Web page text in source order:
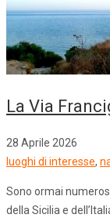
La Via
28 Aprile 2026
luoghi di interesse,
Sono ormai
della Sicilia e